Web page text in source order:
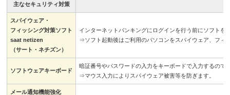
主なセキュリティ対策
スパイウェア・
フィッシング対策ソフト
saat netizen
（サート・ネチズン）
インターネットバンキングにログインを行う前にソフトを
⇒ソフト起動後はご利用のパソコンをスパイウェア、フィ
ソフトウェアキーボード
暗証番号やパスワードの入力をキーボードで入力するの
⇒マウス入力によりスパイウェア被害等を防ぎます。
メール通知機能強化